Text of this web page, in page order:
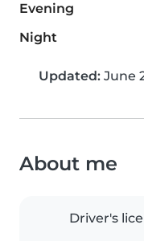
Evening
Night
Updated: June
About me
Driver's